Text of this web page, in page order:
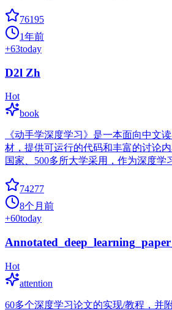
76195
1年前
+63today
D2l Zh
Hot
book
《动手学深度学习》是一本面向中文
材，提供可运行的代码和丰富的讨论
国家、500多所大学采用，作为深度学
74277
8个月前
+60today
Hot
attention
60多个深度学习论文的实现/教程，并